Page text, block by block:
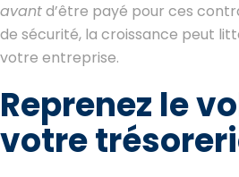
avantd’être payé pour ces
de sécurité, la croissance peut
votre entreprise.
Reprenez le
votre